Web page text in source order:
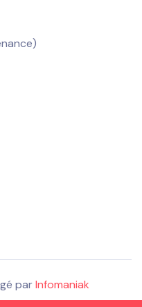
parInfomaniak